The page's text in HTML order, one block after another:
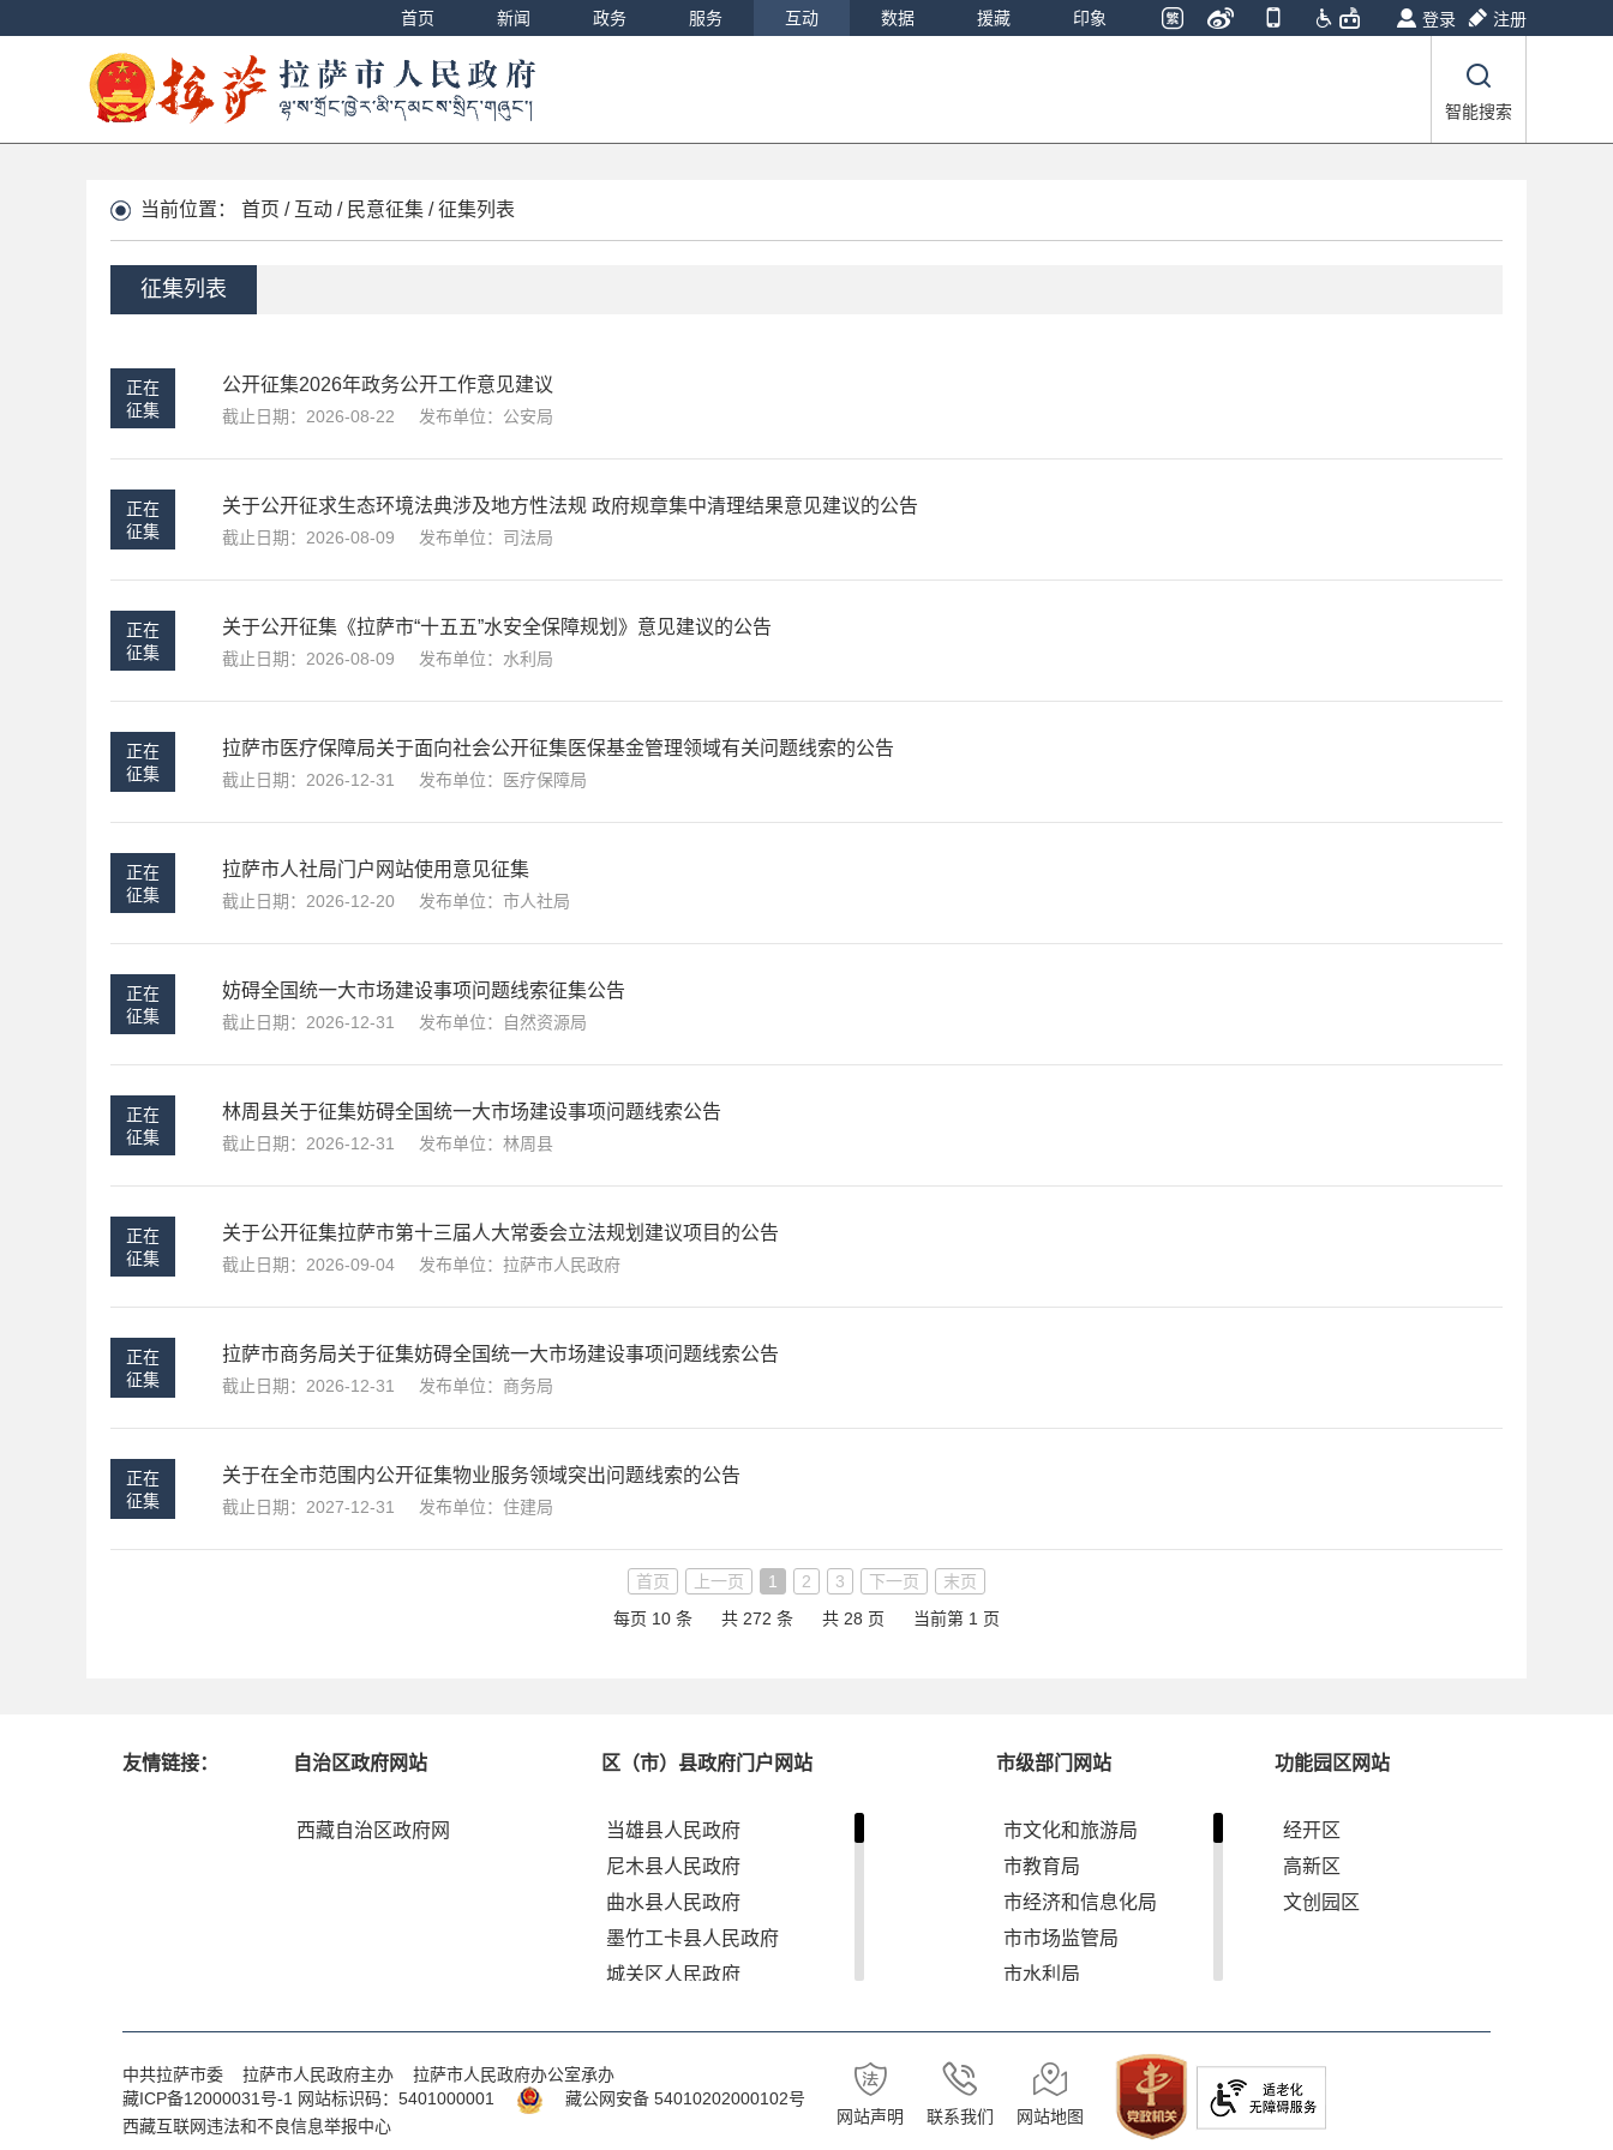
登录 注册
首页 新闻 政务 服务 互动 数据 援藏 印象
智能搜索
当前位置： 首页 / 互动 / 民意征集 /征集列表
征集列表
正在
征集
公开征集2026年政务公开工作意见建议
截止日期：2026-08-22 发布单位：公安局
正在
征集
关于公开征求生态环境法典涉及地方性法规 政府规章集中清理结果意见建议的公告
截止日期：2026-08-09 发布单位：司法局
正在
征集
关于公开征集《拉萨市“十五五”水安全保障规划》意见建议的公告
截止日期：2026-08-09 发布单位：水利局
正在
征集
拉萨市医疗保障局关于面向社会公开征集医保基金管理领域有关问题线索的公告
截止日期：2026-12-31 发布单位：医疗保障局
正在
征集
拉萨市人社局门户网站使用意见征集
截止日期：2026-12-20 发布单位：市人社局
正在
征集
妨碍全国统一大市场建设事项问题线索征集公告
截止日期：2026-12-31 发布单位：自然资源局
正在
征集
林周县关于征集妨碍全国统一大市场建设事项问题线索公告
截止日期：2026-12-31 发布单位：林周县
正在
征集
关于公开征集拉萨市第十三届人大常委会立法规划建议项目的公告
截止日期：2026-09-04 发布单位：拉萨市人民政府
正在
征集
拉萨市商务局关于征集妨碍全国统一大市场建设事项问题线索公告
截止日期：2026-12-31 发布单位：商务局
正在
征集
关于在全市范围内公开征集物业服务领域突出问题线索的公告
截止日期：2027-12-31 发布单位：住建局
首页 上一页 1 2 3 下一页
末页
每页 10 条
共 272 条 共 28 页 当前第 1 页
友情链接： 自治区政府网站 区（市）县政府门户网站 市级部门网站 功能园区网站
西藏自治区政府网
当雄县人民政府
尼木县人民政府
曲水县人民政府
墨竹工卡县人民政府
城关区人民政府
堆龙德庆区人民政府
市文化和旅游局
市教育局
市经济和信息化局
市市场监管局
市水利局
市林业和草原局
市自然资源局
经开区
高新区
文创园区
中共拉萨市委 拉萨市人民政府主办 拉萨市人民政府办公室承办
藏ICP备12000031号-1 网站标识码：5401000001
藏公网安备 54010202000102号
西藏互联网违法和不良信息举报中心
网站声明 联系我们 网站地图